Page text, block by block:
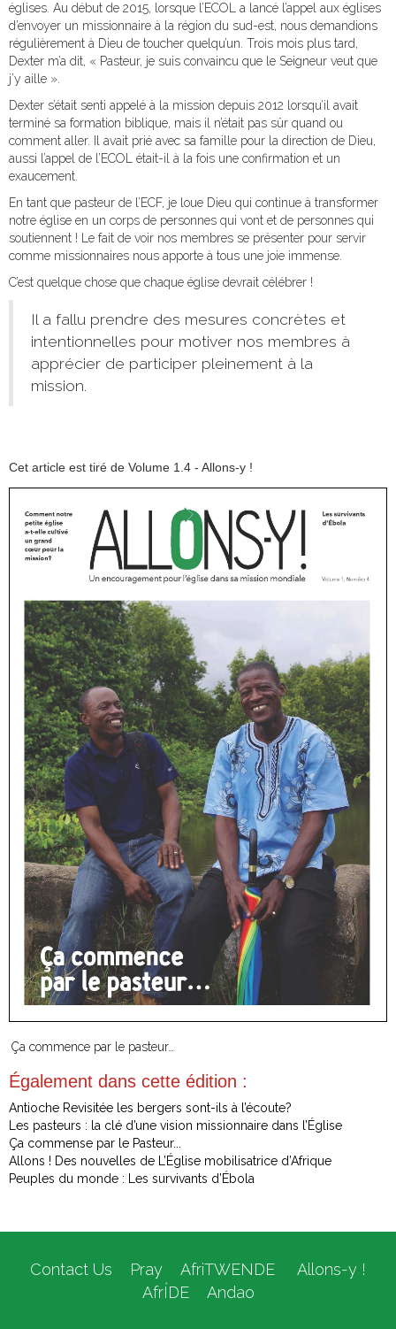
églises. Au début de 2015, lorsque l’ECOL a lancé l’appel aux églises
d’envoyer un missionnaire à la région du sud-est, nous demandions
régulièrement à Dieu de toucher quelqu’un. Trois mois plus tard,
Dexter m’a dit, « Pasteur, je suis convaincu que le Seigneur veut que
j’y aille ».
Dexter s’était senti appelé à la mission depuis 2012 lorsqu’il avait
terminé sa formation biblique, mais il n’était pas sûr quand ou
comment aller. Il avait prié avec sa famille pour la direction de Dieu,
aussi l’appel de l’ECOL était-il à la fois une confirmation et un
exaucement.
En tant que pasteur de l’ECF, je loue Dieu qui continue à transformer
notre église en un corps de personnes qui vont et de personnes qui
soutiennent ! Le fait de voir nos membres se présenter pour servir
comme missionnaires nous apporte à tous une joie immense.
C’est quelque chose que chaque église devrait célébrer !
Il a fallu prendre des mesures concrètes et
intentionnelles pour motiver nos membres à
apprécier de participer pleinement à la
mission.
Cet article est tiré de Volume 1.4 - Allons-y !
Ça commence par le pasteur…
Également dans cette édition :
Antioche Revisitée les bergers sont-ils à l’écoute?
Les pasteurs : la clé d’une vision missionnaire dans l’Église
Ça commense par le Pasteur...
Allons ! Des nouvelles de L’Église mobilisatrice d’Afrique
Peuples du monde : Les survivants d’Ébola
Contact Us Pray AfriTWENDE
Allons-y !
AfrÍDE
Andao